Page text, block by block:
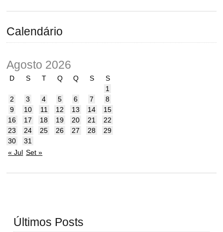
Calendário
Agosto 2026
D S T Q Q S
S
1
2
3 4 5 6 7
8
9
10 11 12 13 14
15
16
17 18 19 20 21
22
23
24 25 26 27 28
29
30
31
« Jul Set »
Últimos Posts